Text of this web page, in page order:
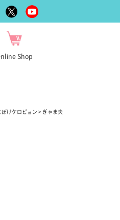
Shop
ぼけケロピョン > ぎゃま夫